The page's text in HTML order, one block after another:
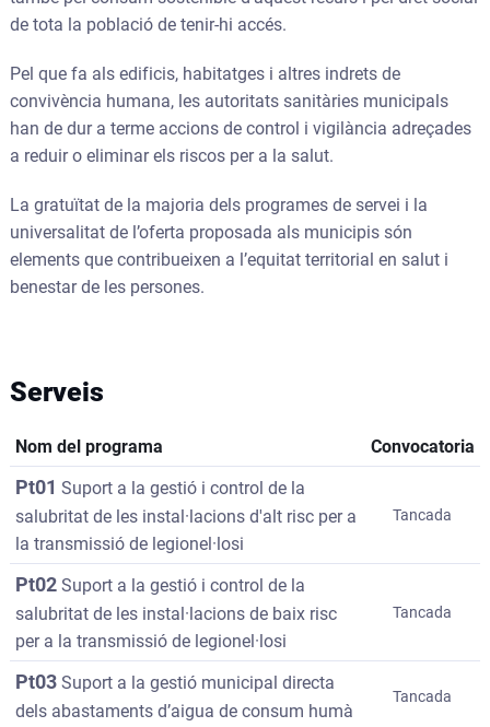
de tota la població de tenir-hi accés.
Pel que fa als edificis, habitatges i altres indrets de
convivència humana, les autoritats sanitàries municipals
han de dur a terme accions de control i vigilància adreçades
a reduir o eliminar els riscos per a la salut.
La gratuïtat de la majoria dels programes de servei i la
universalitat de l’oferta proposada als municipis són
elements que contribueixen a l’equitat territorial en salut i
benestar de les persones.
Serveis
Nom del programa Convocatoria
Pt01 Suport a la gestió i control de la
salubritat de les instal·lacions d'alt risc per a
la transmissió de legionel·losi
Tancada
Pt02 Suport a la gestió i control de la
salubritat de les instal·lacions de baix risc
per a la transmissió de legionel·losi
Tancada
Pt03 Suport a la gestió municipal directa
dels abastaments d’aigua de consum humà
Tancada